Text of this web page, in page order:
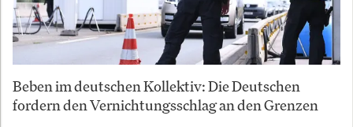
Beben im deutschen Kollektiv: Die Deutschen
fordern den Vernichtungsschlag an den Grenzen